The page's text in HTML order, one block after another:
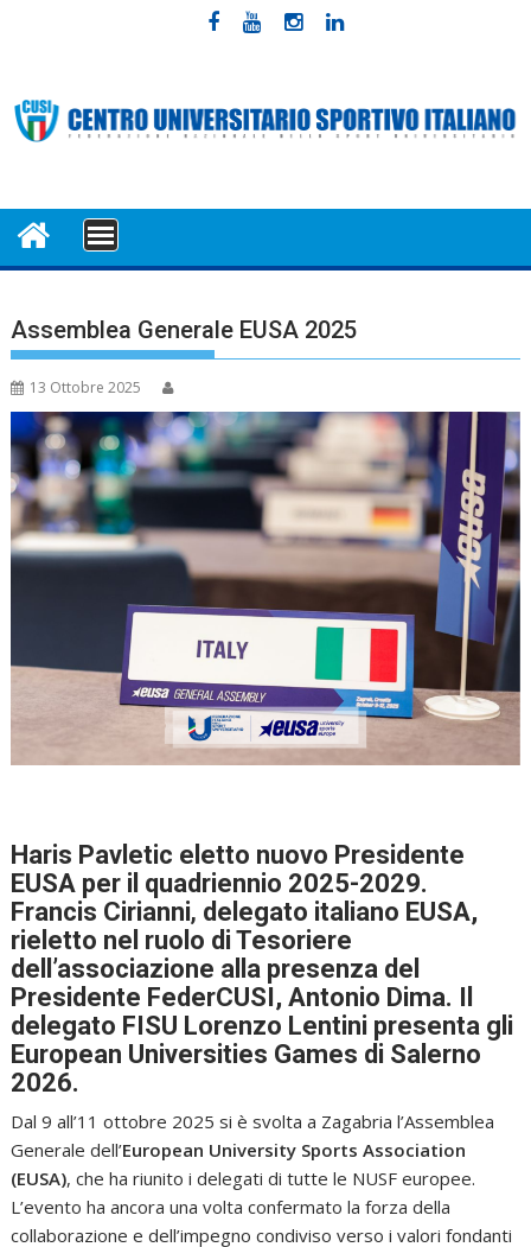
MENU
Assemblea Generale EUSA 2025
13 Ottobre 2025
Haris Pavletic eletto nuovo Presidente
EUSA per il quadriennio 2025-2029.
Francis Cirianni, delegato italiano EUSA,
rieletto nel ruolo diTesoriere
dell’associazione alla presenza del
Presidente FederCUSI, Antonio Dima. Il
delegato FISU Lorenzo Lentini presenta gli
European Universities Games di Salerno
2026.
Dal 9 all’11 ottobre 2025 si è svolta a Zagabria l’Assemblea
Generale dell’European University Sports Association
(EUSA), che ha riunito i delegati di tutte le NUSF europee.
L’evento ha ancora una volta confermato la forza della
collaborazione e dell’impegno condiviso verso i valori fondanti